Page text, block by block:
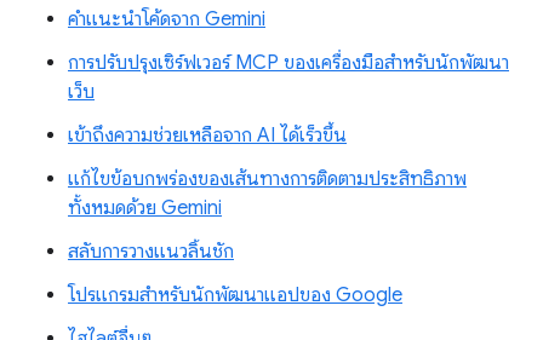
คำแนะนำโค้ดจาก Gemini
การปรับปรุงเซิร์ฟเวอร์ MCP ของเครื่องมือสำหรับนักพัฒนา
เว็บ
เข้าถึงความช่วยเหลือจาก AI ได้เร็วขึ้น
แก้ไขข้อบกพร่องของเส้นทางการติดตามประสิทธิภาพ
ทั้งหมดด้วย Gemini
สลับการวางแนวลิ้นชัก
โปรแกรมสำหรับนักพัฒนาแอปของ Google